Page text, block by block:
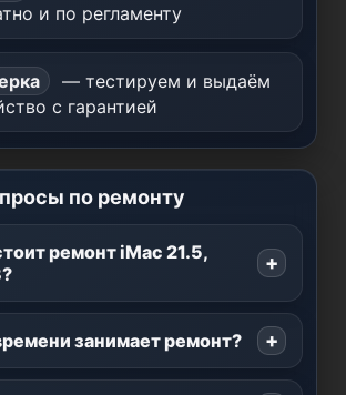
и по регламенту
— тестируем и выдаём
с гарантией
по ремонту
ремонт iMac 21.5,
занимает ремонт?